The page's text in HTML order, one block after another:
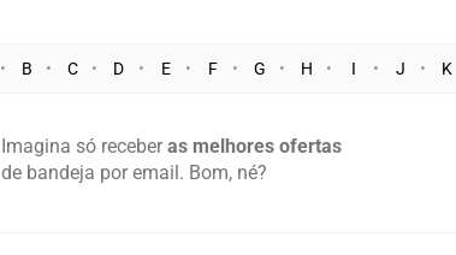
B C D E F G H I J K
Imagina só receberas melhores ofertas
de bandeja por email. Bom, né?